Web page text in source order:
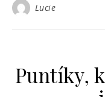
Lucie
Puntíky,